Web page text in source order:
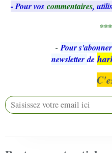
- Pour vos commentaires,
- Pour s'abonner
newsletter de